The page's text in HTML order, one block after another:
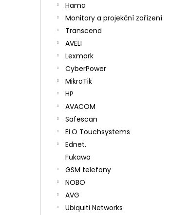
Hama
Monitory a projekční zařízení
Transcend
AVELI
Lexmark
CyberPower
MikroTik
HP
AVACOM
Safescan
ELO Touchsystems
Ednet.
Fukawa
GSM telefony
NOBO
AVG
Ubiquiti Networks